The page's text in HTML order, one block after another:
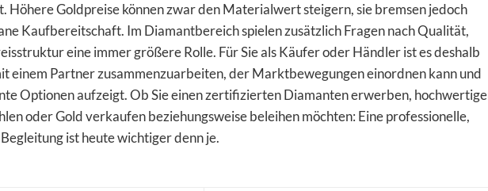
Höhere Goldpreise können zwar den Materialwert steigern, sie bremsen jedoch
Kaufbereitschaft. Im Diamantbereich spielen zusätzlich Fragen nach Qualität,
eine immer größere Rolle. Für Sie als Käufer oder Händler ist es deshalb
einem Partner zusammenzuarbeiten, der Marktbewegungen einordnen kann und
Optionen aufzeigt. Ob Sie einen zertifizierten Diamanten erwerben,
oder Gold verkaufen beziehungsweise beleihen möchten: Eine professionelle,
ist heute wichtiger denn je.